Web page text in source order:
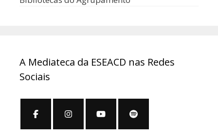
A Mediateca da ESEACD nas Redes
Sociais